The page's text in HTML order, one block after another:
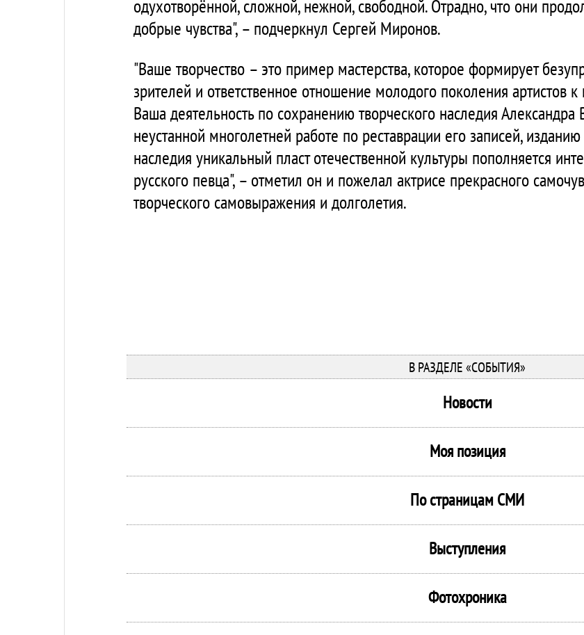
одухотворённой, сложной, нежной, свободной. Отрадно, что они
добрые чувства", – подчеркнул Сергей Миронов.
"Ваше творчество – это пример мастерства, которое формирует
зрителей и ответственное отношение молодого поколения артистов к
Ваша деятельность по сохранению творческого наследия
неустанной многолетней работе по реставрации его записей,
наследия уникальный пласт отечественной культуры пополняется
русского певца", – отметил он и пожелал актрисе прекрасного
творческого самовыражения и долголетия.
В РАЗДЕЛЕ «СОБЫТИЯ»
Новости
Моя позиция
По страницам СМИ
Выступления
Фотохроника